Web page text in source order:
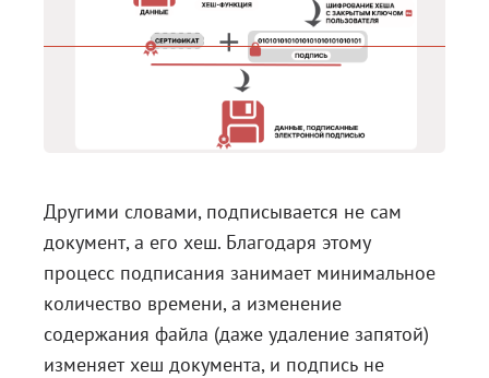
Другими словами, подписывается не сам
документ, а его хеш. Благодаря этому
процесс подписания занимает минимальное
количество времени, а изменение
содержания файла (даже удаление запятой)
изменяет хеш документа, и подпись не